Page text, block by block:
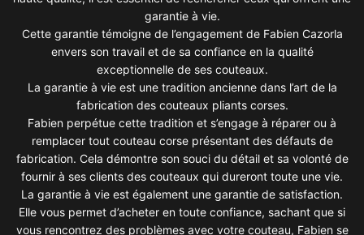
garantie à vie.
Cette garantie témoigne de l’engagement de Fabien Cazorla
envers son travail et de sa confiance en la qualité
exceptionnelle de ses couteaux.
La garantie à vie est une tradition ancienne dans l’art de la
fabrication des couteaux pliants corses.
Fabien perpétue cette tradition et s’engage à réparer ou à
remplacer tout couteau corse présentant des défauts de
fabrication. Cela démontre son souci du détail et sa volonté de
fournir à ses clients des couteaux qui dureront toute une vie.
La garantie à vie est également une garantie de satisfaction.
Elle vous permet d’acheter en toute confiance, sachant que si
vous rencontrez des problèmes avec votre couteau, Fabien se